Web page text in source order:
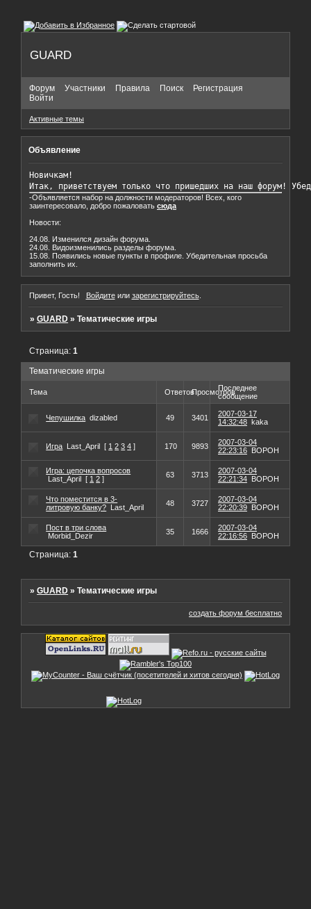
GUARD
Форум Участники Правила Поиск
Регистрация
Войти
Активные темы
Объявление
Новичкам!
Итак, приветствуем только что пришедших на наш форум!
-Объявляется набор на должности модераторов! Всех, кого
заинтересовало, добро пожаловать сюда
Новости:
24.08. Изменился дизайн форума.
24.08. Видоизменились разделы форума.
15.08. Появились новые пункты в профиле. Убедительная просьба
заполнить их.
Привет, Гость! Войдитеили зарегистрируйтесь.
»GUARD »Тематические игры
Тематические игры
Страница:1
Тема ОтветовПросмотровПоследнее
сообщение
Чепушилка dizabled 49 3401
2007-03-17
14:32:48 kaka
Игра Last_April [ 1 2 3 4 ] 170 9893
2007-03-04
22:23:16 BOPOH
Игра: цепочка вопросов
Last_April [ 1 2 ] 63 3713
2007-03-04
22:21:34 BOPOH
Что поместится в 3-
литровую банку? Last_April 48 3727
2007-03-04
22:20:39 BOPOH
Пост в три слова
Morbid_Dezir
35 1666
2007-03-04
22:16:56 BOPOH
Страница:1
»GUARD »Тематические игры
создать форум бесплатно